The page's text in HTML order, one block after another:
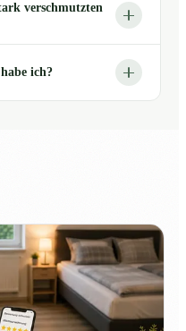
verschmutzten
ich?